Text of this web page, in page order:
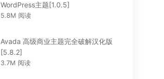
WordPress主题[1.0.5]
5.8M 阅读
Avada 高级商业主题完全破解汉化版
[5.8.2]
3.7M 阅读